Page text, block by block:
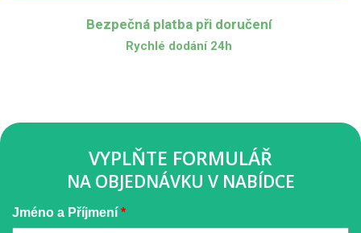
Bezpečná platba při doručení
Rychlé dodání 24h
VYPLŇTE FORMULÁŘ
NA OBJEDNÁVKU V NABÍDCE
Pressure
Washer
Jméno a Příjmení *